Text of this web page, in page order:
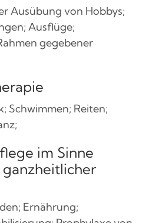
Ausübung von Hobbys;
Ausflüge;
gegebener
Schwimmen; Reiten;
im Sinne
Ernährung;